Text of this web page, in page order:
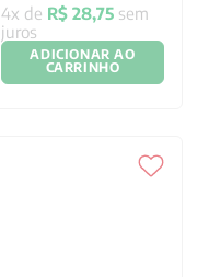
4x de R$ 28,75 sem
juros
ADICIONAR AO
CARRINHO